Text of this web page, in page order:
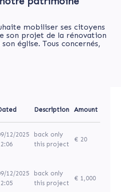
mobiliser ses citoyens
son projet de la rénovation
église. Tous concernés,
Description Amount
12/2025
back only
this project
€ 20
12/2025
back only
this project
€ 1,000